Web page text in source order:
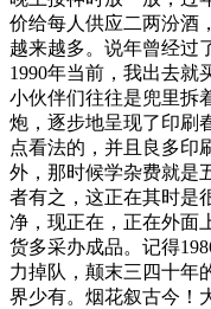
价给每人供应二两汾酒
越来越多。说年曾经过
1990年当前，我出去就
小伙伴们往往是兜里拆
炮，逐步地呈现了印刷
点看法的，并且良多印
外，那时候学杂费就是
者有之，这正在其时是
净，现正在，正在外面
货多采办成品。记得
力掉队，颠末三四十年
界少有。烟花叙古今！